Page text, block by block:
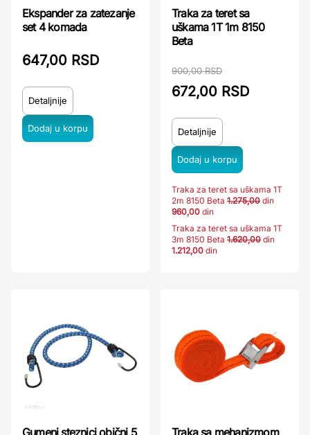
Ekspander za zatezanje
set 4 komada
647,00 RSD
Detaljnije
Traka za teret sa
uškama 1T 1m 8150
Beta
900,00 RSD
672,00 RSD
Detaljnije
Traka za teret sa uškama 1T
2m 8150 Beta 1.275,00 din
960,00 din
Traka za teret sa uškama 1T
3m 8150 Beta 1.620,00 din
1.212,00 din
Gumeni steznici obični 5 Traka sa mehanizmom